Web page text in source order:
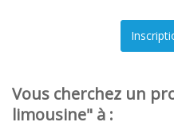
Vous cherchez un
limousine" à :